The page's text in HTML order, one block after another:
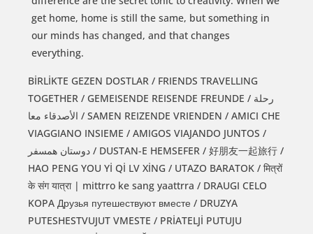
get home, home is still the same, but something in
our minds has changed, and that changes
everything.
BİRLİKTE GEZEN DOSTLAR / FRIENDS TRAVELLING
TOGETHER / GEMEISENDE REISENDE FREUNDE / رحلة
الأصدقاء معا / SAMEN REIZENDE VRIENDEN / AMICI CHE
VIAGGIANO INSIEME / AMIGOS VIAJANDO JUNTOS /
دوستان همسفر / DUSTAN-E HEMSEFER / 好朋友一起旅行 /
HAO PENG YOU Yİ Qİ LV XİNG / UTAZO BARATOK / मित्रों
के संग यात्रा | mittrro ke sang yaattrra / DRAUGI CELO
KOPA Друзья путешествуют вместе / DRUZYA
PUTESHESTVUJUT VMESTE / PRİATELJİ PUTUJU